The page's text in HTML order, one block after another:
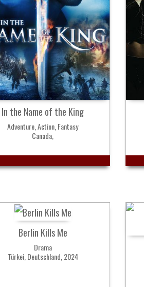
In the Name of the King
Adventure, Action, Fantasy
Canada,
Berlin Kills Me
Drama
Türkei, Deutschland, 2024